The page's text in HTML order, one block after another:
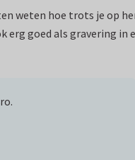
weten hoe trots je op
goed als gravering in